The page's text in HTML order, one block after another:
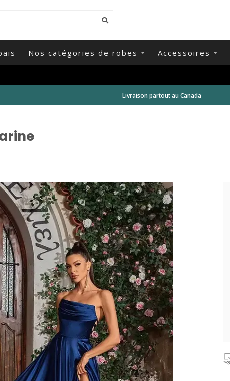
Nos catégories de robes Accessoires
Livraison partout au Canada